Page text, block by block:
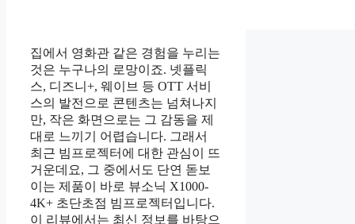
집에서 영화관 같은 경험을 누리는
것은 누구나의 로망이죠. 넷플릭
스, 디즈니+, 웨이브 등 OTT 서비
스의 발전으로 콘텐츠는 넘쳐나지
만, 작은 화면으로는 그 감동을 제
대로 느끼기 어렵습니다. 그래서
최근 빔프로젝터에 대한 관심이 뜨
거운데요, 그 중에서도 단연 돋보
이는 제품이 바로 뷰소닉 X1000-
4K+ 초단초점 빔프로젝터입니다.
이 리뷰에서는 최신 정보를 바탕으